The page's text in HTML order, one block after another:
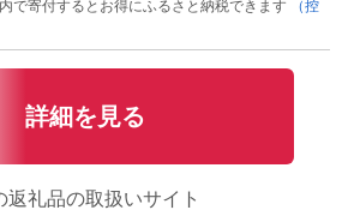
で寄付するとお得にふるさと納税できます
（控
詳細を見る
返礼品の取扱いサイト